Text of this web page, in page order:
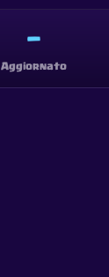
—
Aggiornato